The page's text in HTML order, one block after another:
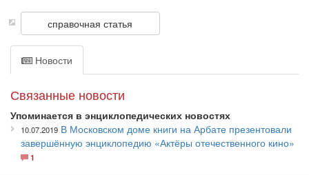
справочная статья
Новости
Связанные новости
Упоминается в энциклопедических новостях
10.07.2019 В Московском доме книги на Арбате презентовали
завершённую энциклопедию «Актёры отечественного кино»
1